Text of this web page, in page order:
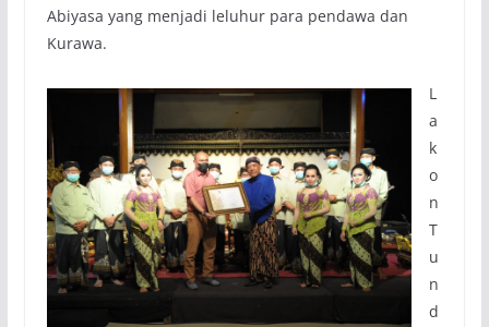
Abiyasa yang menjadi leluhur para pendawa dan
Kurawa.
L
a
k
o
n
T
u
n
d